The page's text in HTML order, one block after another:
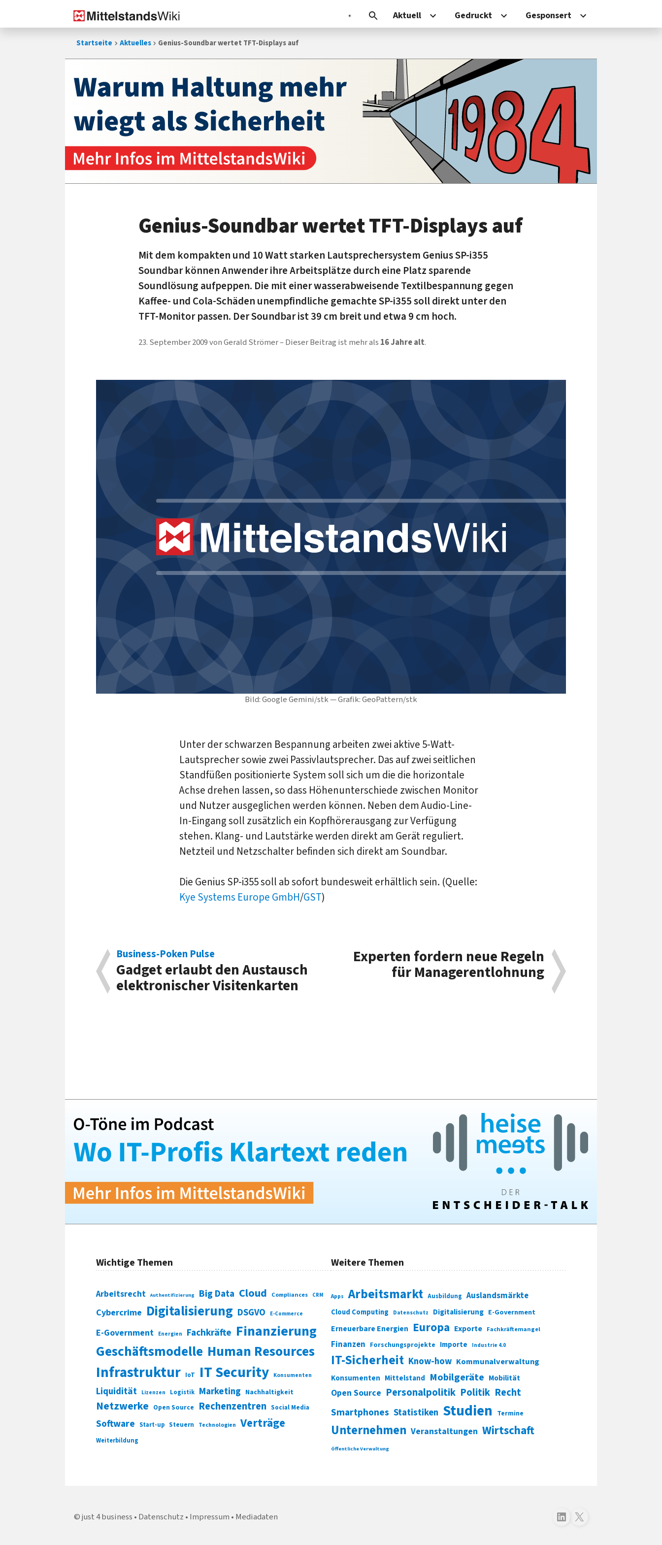
Aktuell Gedruckt Gesponsert
Startseite Aktuelles Genius-Soundbar wertet TFT-Displays auf
Bild: Google Gemini/stk — Grafik: GeoPattern/stk
Genius-Soundbar wertet TFT-Displays auf
Mit dem kompakten und 10 Watt starken Lautsprechersystem Genius SP-i355
Soundbar können Anwender ihre Arbeitsplätze durch eine Platz sparende
Soundlösung aufpeppen. Die mit einer wasserabweisende Textilbespannung gegen
Kaffee- und Cola-Schäden unempfindliche gemachte SP-i355 soll direkt unter den
TFT-Monitor passen. Der Soundbar ist 39 cm breit und etwa 9 cm hoch.
23. September 2009vonGerald Strömer Dieser Beitrag ist mehr als 16 Jahre alt.
Unter der schwarzen Bespannung arbeiten zwei aktive 5-Watt-
Lautsprecher sowie zwei Passivlautsprecher. Das auf zwei seitlichen
Standfüßen positionierte System soll sich um die die horizontale
Achse drehen lassen, so dass Höhenunterschiede zwischen Monitor
und Nutzer ausgeglichen werden können. Neben dem Audio-Line-
In-Eingang soll zusätzlich ein Kopfhörerausgang zur Verfügung
stehen. Klang- und Lautstärke werden direkt am Gerät reguliert.
Netzteil und Netzschalter befinden sich direkt am Soundbar.
Die Genius SP-i355 soll ab sofort bundesweit erhältlich sein. (Quelle:
Kye Systems Europe GmbH/GST)
Business-Poken Pulse
Gadget erlaubt den Austausch
elektronischer Visitenkarten
Experten fordern neue Regeln
für Managerentlohnung
Wichtige Themen
Arbeitsrecht Authentifizierung Big Data Cloud Compliances CRM
Cybercrime Digitalisierung DSGVO E-Commerce
E-Government Energien Fachkräfte Finanzierung
Geschäftsmodelle Human Resources
Infrastruktur IoT IT Security Konsumenten
Liquidität Lizenzen Logistik Marketing Nachhaltigkeit
Netzwerke Open Source Rechenzentren Social Media
Software Start-up Steuern Technologien Verträge
Weiterbildung
Weitere Themen
Apps Arbeitsmarkt Ausbildung Auslandsmärkte
Cloud Computing Datenschutz Digitalisierung E-Government
Erneuerbare Energien Europa Exporte Fachkräftemangel
Finanzen Forschungsprojekte Importe Industrie 4.0
IT-Sicherheit Know-how Kommunalverwaltung
Konsumenten Mittelstand Mobilgeräte Mobilität
Open Source Personalpolitik Politik Recht
Smartphones Statistiken Studien Termine
Unternehmen Veranstaltungen Wirtschaft
Öffentliche Verwaltung
Folgen Sie uns auf LinkedInFolgen Sie uns auf X (Twitter)
just 4 business Datenschutz Impressum Mediadaten